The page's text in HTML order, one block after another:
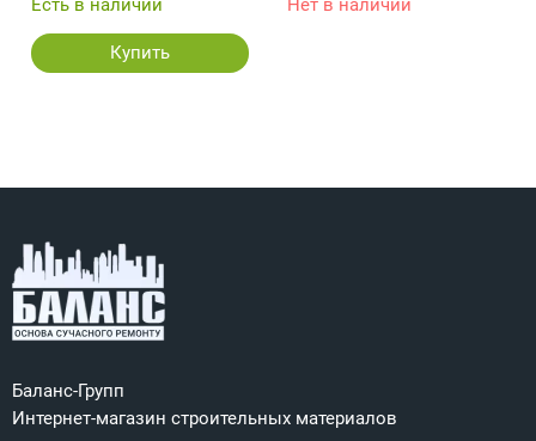
Есть в наличии
Купить
Нет в наличии
Баланс-Групп
Интернет-магазин строительных материалов